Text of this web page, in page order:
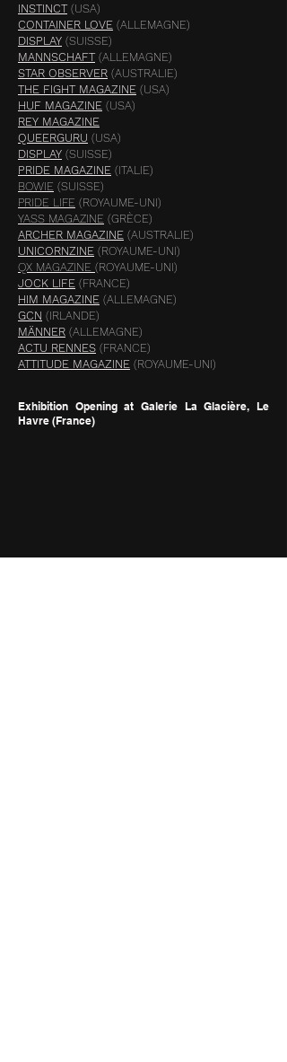
INSTINCT (USA)
CONTAINER LOVE (ALLEMAGNE)
DISPLAY (SUISSE)
MANNSCHAFT(ALLEMAGNE)
STAR OBSERVER (AUSTRALIE)
THE FIGHT MAGAZINE (USA)
HUF MAGAZINE (USA)
REY MAGAZINE
QUEERGURU (USA)
DISPLAY (SUISSE)
PRIDE MAGAZINE (ITALIE)
BOWIE (SUISSE)
PRIDE LIFE (ROYAUME-UNI)
YASS MAGAZINE (GRÈCE)
ARCHER MAGAZINE (AUSTRALIE)
UNICORNZINE (ROYAUME-UNI)
QX MAGAZINE (ROYAUME-UNI)
JOCK LIFE (FRANCE)
HIM MAGAZINE (ALLEMAGNE)
GCN (IRLANDE)
MÄNNER (ALLEMAGNE)
ACTU RENNES (FRANCE)
ATTITUDE MAGAZINE (ROYAUME-UNI)
Exhibition Opening at Galerie La Glacière, Le
Havre (France)